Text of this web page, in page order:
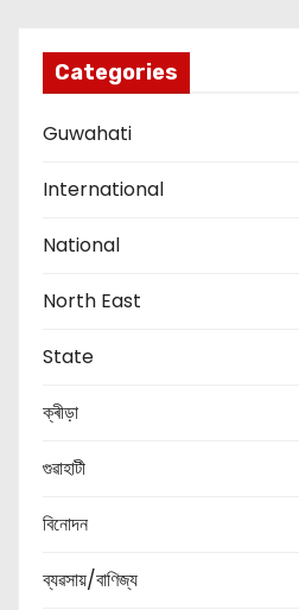
Categories
Guwahati
International
National
North East
State
ক্ৰীড়া
গুৱাহাটী
বিনোদন
ব্যৱসায়/বাণিজ্য